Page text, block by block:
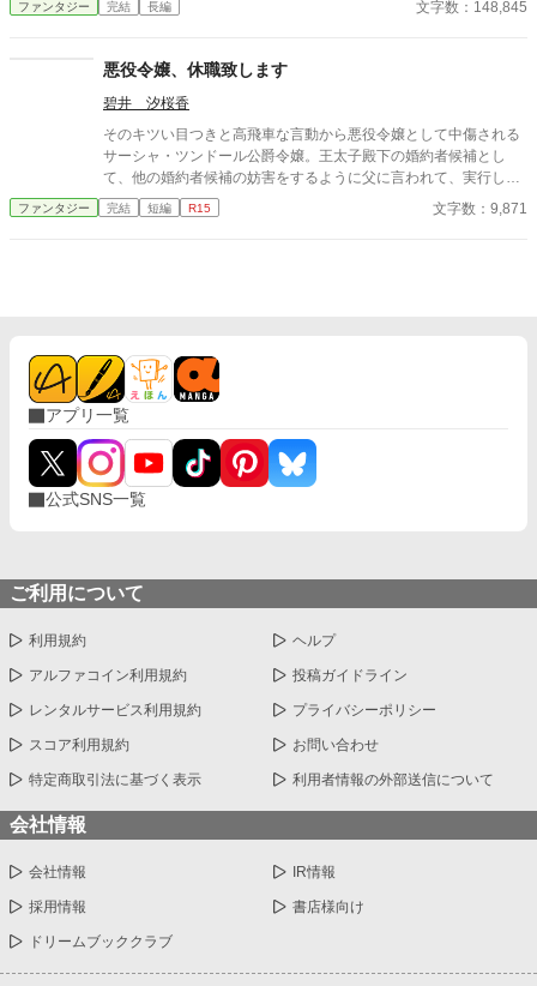
策略と、彼女の力を利用し隠してきた王家と貴族の思惑が渦巻い
分の意思で生きる」選択を迫られ、死地と呼ばれる北辺境へと旅
ファンタジー 完結 長編 文字数：148,845
悪役令嬢、休職致します
碧井 汐桜香
そのキツい目つきと高飛車な言動から悪役令嬢として中傷される
サーシャ・ツンドール公爵令嬢。王太子殿下の婚約者候補とし
て、他の婚約者候補の妨害をするように父に言われて、実行して
いるのも一因だろう。 しかし、ある日突然身体が動かなくなり、
母のいる領地で療養することに。 作中、主人公が精神を病む描写
ファンタジー 完結 短編 R15 文字数：9,871
アプリ一覧
公式SNS一覧
ご利用について
利用規約 ヘルプ
アルファコイン利用規約 投稿ガイドライン
レンタルサービス利用規約 プライバシーポリシー
スコア利用規約 お問い合わせ
特定商取引法に基づく表示 利用者情報の外部送信について
会社情報
会社情報 IR情報
採用情報 書店様向け
ドリームブッククラブ